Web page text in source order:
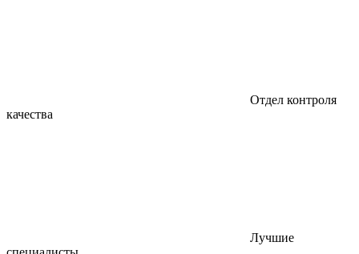
Отдел контроля
качества
Лучшие